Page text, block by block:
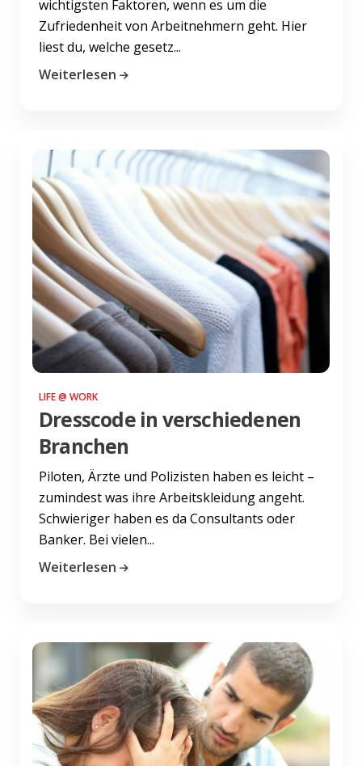
wichtigsten Faktoren, wenn es um die
Zufriedenheit von Arbeitnehmern geht. Hier
liest du, welche gesetz...
Weiterlesen
LIFE @ WORK
Dresscode in verschiedenen
Branchen
Piloten, Ärzte und Polizisten haben es leicht –
zumindest was ihre Arbeitskleidung angeht.
Schwieriger haben es da Consultants oder
Banker. Bei vielen...
Weiterlesen